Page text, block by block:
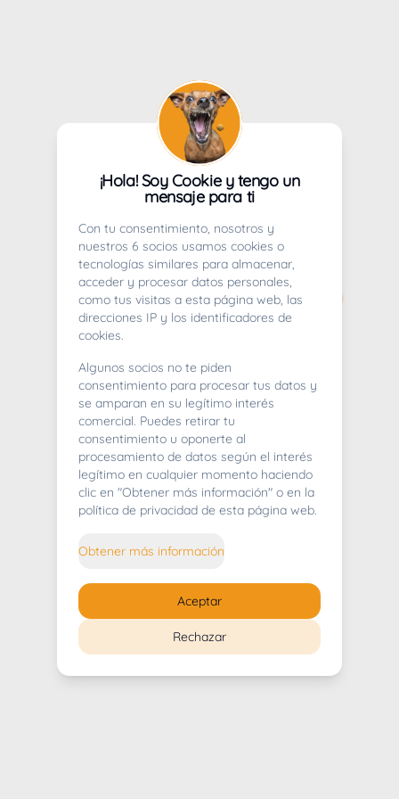
404
Whoops! Lo sentimos mucho.
¡Hola! Soy Cookie y tengo un
mensaje para ti
Con tu consentimiento, nosotros y
nuestros 6 socios usamos cookies o
tecnologías similares para almacenar,
acceder y procesar datos personales,
como tus visitas a esta página web, las
direcciones IP y los identificadores de
cookies.
Algunos socios no te piden
consentimiento para procesar tus datos y
se amparan en su legítimo interés
comercial. Puedes retirar tu
consentimiento u oponerte al
procesamiento de datos según el interés
legítimo en cualquier momento haciendo
clic en "Obtener más información" o en la
política de privacidad de esta página web.
Obtener más información
Rechazar
Aceptar